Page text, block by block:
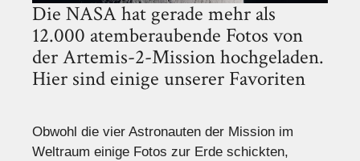
Die NASA hat gerade mehr als
12.000 atemberaubende Fotos von
der Artemis-2-Mission hochgeladen.
Hier sind einige unserer Favoriten
Obwohl die vier Astronauten der Mission im
Weltraum einige Fotos zur Erde schickten,